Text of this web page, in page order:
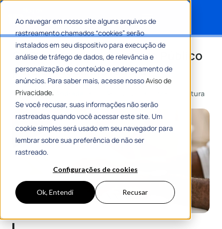
Ao navegar em nosso site alguns arquivos de
rastreamento chamados “cookies” serão
instalados em seu dispositivo para execução de
análise de tráfego de dados, de relevância e
personalização de conteúdo e endereçamento de
anúncios. Para saber mais, acesse nossoAviso de
Privacidade.
Se você recusar, suas informações não serão
rastreadas quando você acessar este site. Um
cookie simples será usado em seu navegador para
lembrar sobre sua preferência de não ser
rastreado.
Configurações de cookies
Ok, Entendi Recusar
CPSI: entenda o Contrato Público
para Solução Inovadora
PorGustavo Andrade 8 Min De Leitura